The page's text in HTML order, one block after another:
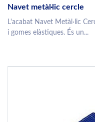
Navet metàl·lic cercle
L'acabat Navet Metàl·lic
i gomes elàstiques. És un...